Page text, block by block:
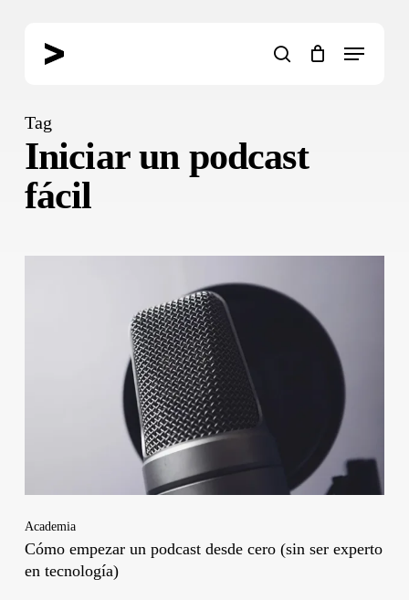
search
Menu
Tag
Iniciar un podcast
fácil
Academia
Cómo empezar un podcast desde cero (sin ser experto
en tecnología)